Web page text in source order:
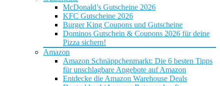
McDonald’s Gutscheine 2026
KFC Gutscheine 2026
Burger King Coupons und Gutscheine
Dominos Gutschein & Coupons 2026 für deine
Pizza sichern!
Amazon
Amazon Schnäppchenmarkt: Die 6 besten Tipps
für unschlagbare Angebote auf Amazon
Entdecke die Amazon Warehouse Deals